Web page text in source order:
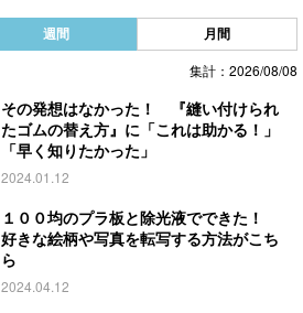
週間 月間
集計：2026/08/08
その発想はなかった！ 『縫い付けられ
たゴムの替え方』に「これは助かる！」
「早く知りたかった」
2024.01.12
１００均のプラ板と除光液でできた！
好きな絵柄や写真を転写する方法がこち
ら
2024.04.12